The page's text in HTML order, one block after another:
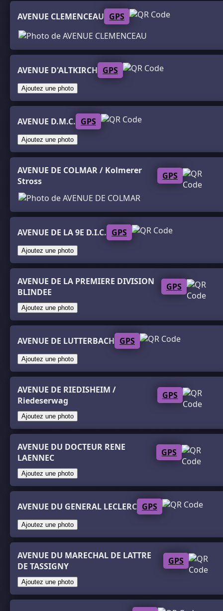
AVENUE CLEMENCEAU GPS
AVENUE D'ALTKIRCH GPS
Ajoutez une photo
AVENUE D.M.C. GPS
Ajoutez une photo
AVENUE DE COLMAR / Kolmerer
Stross
GPS
AVENUE DE LA 9E D.I.C. GPS
Ajoutez une photo
AVENUE DE LA PREMIERE DIVISION
BLINDEE
GPS
Ajoutez une photo
AVENUE DE LUTTERBACH GPS
Ajoutez une photo
AVENUE DE RIEDISHEIM /
Riedeserwag
GPS
Ajoutez une photo
AVENUE DU DOCTEUR RENE
LAENNEC
GPS
Ajoutez une photo
AVENUE DU GENERAL LECLERC GPS
Ajoutez une photo
AVENUE DU MARECHAL DE LATTRE
DE TASSIGNY
GPS
Ajoutez une photo